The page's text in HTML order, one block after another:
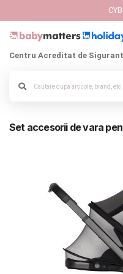
Italbaby Collections
CARUCIOARE COPII
SCAUNE AUTO
SCOICI AUTO
Centru Acreditat de
Set accesorii de vara